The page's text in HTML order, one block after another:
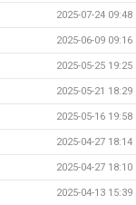
2025-07-24 09:48
2025-06-09 09:16
2025-05-25 19:25
2025-05-21 18:29
2025-05-16 19:58
2025-04-27 18:14
2025-04-27 18:10
2025-04-13 15:39